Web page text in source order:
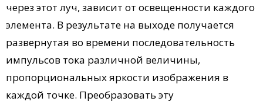
через этот луч, зависит от освещенности каждого
элемента. В результате на выходе получается
развернутая во времени последовательность
импульсов тока различной величины,
пропорциональных яркости изображения в
каждой точке. Преобразовать эту